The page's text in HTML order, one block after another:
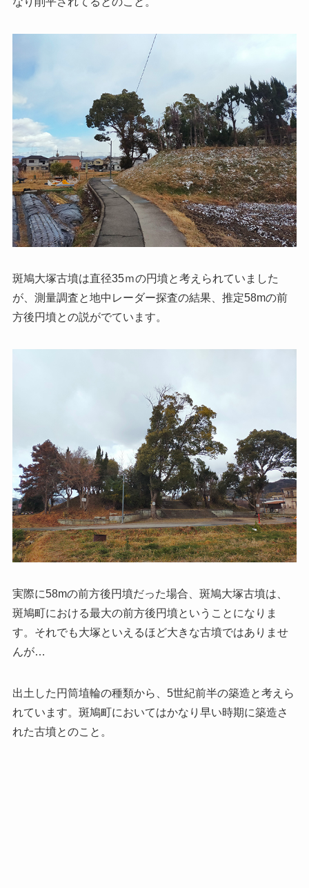
斑鳩大塚古墳は直径35ｍの円墳と考えられていました
が、測量調査と地中レーダー探査の結果、推定58mの前
方後円墳との説がでています。
実際に58mの前方後円墳だった場合、斑鳩大塚古墳は、
斑鳩町における最大の前方後円墳ということになりま
す。それでも大塚といえるほど大きな古墳ではありませ
んが…
出土した円筒埴輪の種類から、5世紀前半の築造と考えら
れています。斑鳩町においてはかなり早い時期に築造さ
れた古墳とのこと。